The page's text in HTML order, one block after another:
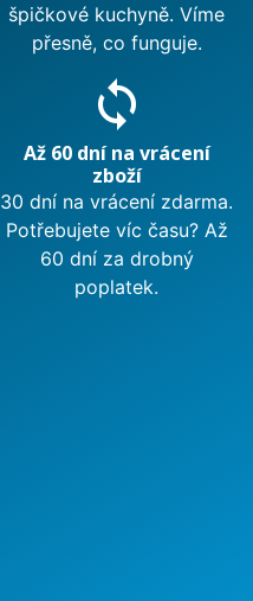
špičkové kuchyně. Víme
přesně, co funguje.
sync
Až 60 dní na vrácení
zboží
30 dní na vrácení zdarma.
Potřebujete víc času? Až
60 dní za drobný
poplatek.